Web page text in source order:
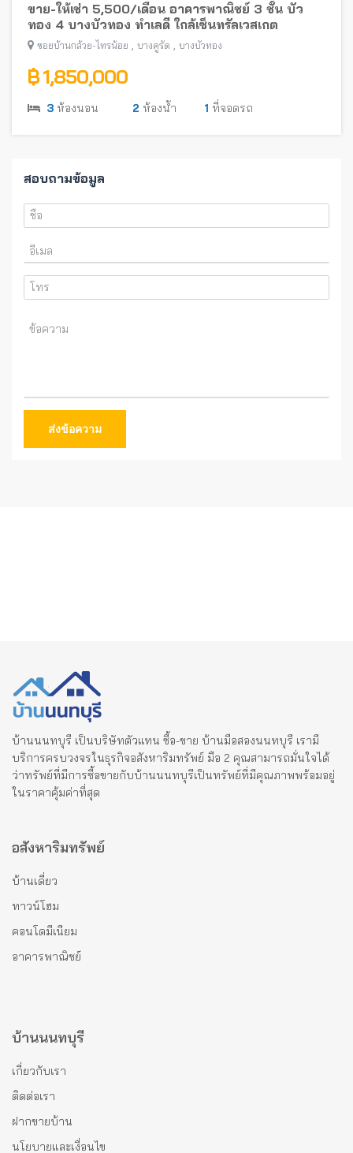
ขาย-ให้เช่า 5,500/เดือน อาคารพาณิชย์ 3 ชั้น บัว
ทอง 4 บางบัวทอง ทำเลดี ใกล้เซ็นทรัลเวสเกต
ซอยบ้านกล้วย-ไทรน้อย , บางคูรัด , บางบัวทอง
฿ 1,850,000
3 ห้องนอน 2 ห้องน้ำ 1 ที่จอดรถ
สอบถามข้อมูล
ส่งข้อความ
บ้านนนทบุรี เป็นบริษัทตัวแทน ซื้อ-ขาย บ้านมือสองนนทบุรี เรามี
บริการครบวงจรในธุรกิจอสังหาริมทรัพย์ มือ 2 คุณสามารถมั่นใจได้
ว่าทรัพย์ที่มีการซื้อขายกับบ้านนนทบุรีเป็นทรัพย์ที่มีคุณภาพพร้อมอยู่
ในราคาคุ้มค่าที่สุด
อสังหาริมทรัพย์
บ้านเดี่ยว
ทาวน์โฮม
คอนโดมีเนียม
อาคารพาณิชย์
บ้านนนทบุรี
เกี่ยวกับเรา
ติดต่อเรา
ฝากขายบ้าน
นโยบายและเงื่อนไข